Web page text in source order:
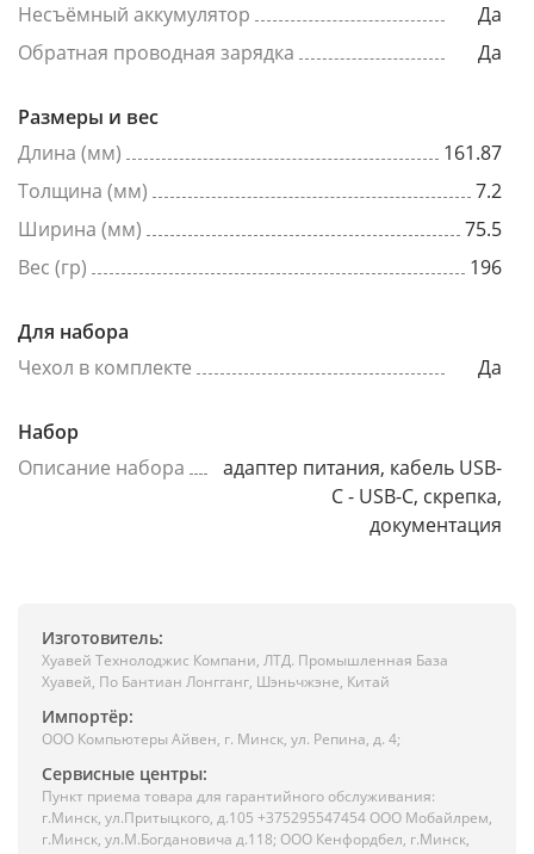
Несъёмный аккумулятор
Да
Обратная проводная зарядка
Да
Размеры и вес
Длина (мм)
161.87
Толщина (мм)
7.2
Ширина (мм)
75.5
Вес (гр)
196
Для набора
Чехол в комплекте
Да
Набор
Описание набора
адаптер питания, кабель USB-
C - USB-C, скрепка,
документация
Изготовитель:
Хуавей Технолоджис Компани, ЛТД. Промышленная База
Хуавей, По Бантиан Лонгганг, Шэньчжэне, Китай
Импортёр:
ООО Компьютеры Айвен, г. Минск, ул. Репина, д. 4;
Сервисные центры:
Пункт приема товара для гарантийного обслуживания:
г.Минск, ул.Притыцкого, д.105 +375295547454 ООО Мобайлрем,
г.Минск, ул.М.Богдановича д.118; ООО Кенфордбел, г.Минск,